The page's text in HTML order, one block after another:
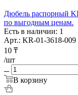
Дюбель распорный
по выгодным ценам.
Есть в наличии: 1
Арт.: KR-01-3618-009
10 ₸
/шт
В корзину